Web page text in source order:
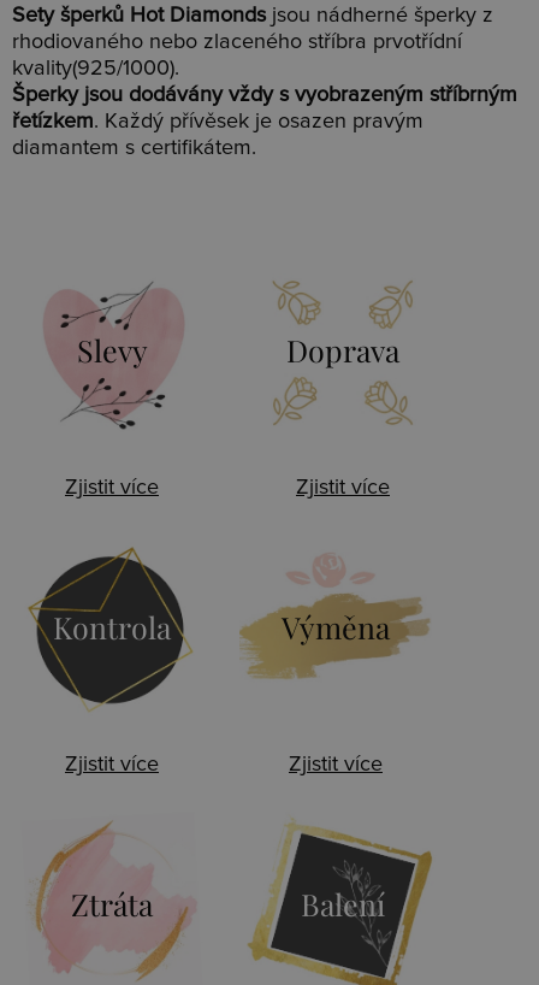
Sety šperků Hot Diamonds jsou nádherné šperky z
rhodiovaného nebo zlaceného stříbra prvotřídní
kvality(925/1000).
Šperky jsou dodávány vždy s vyobrazeným stříbrným
řetízkem. Každý přívěsek je osazen pravým
diamantem s certifikátem.
Slevy
Zjistit více
Doprava
Zjistit více
Kontrola
Zjistit více
Výměna
Zjistit více
Ztráta Balení